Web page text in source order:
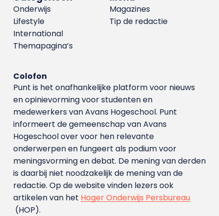
Magazines
Tip de redactie
Onderwijs
Lifestyle
International
Themapagina’s
Colofon
Punt is het onafhankelijke platform voor nieuws
en opinievorming voor studenten en
medewerkers van Avans Hoge­school. Punt
informeert de gemeenschap van Avans
Hogeschool over voor hen relevante
onderwerpen en fungeert als podium voor
meningsvorming en debat. De mening van derden
is daarbij niet noodzakelijk de mening van de
redactie. Op de website vinden lezers ook
artikelen van het Hoger Onderwijs Persbureau
(HOP).